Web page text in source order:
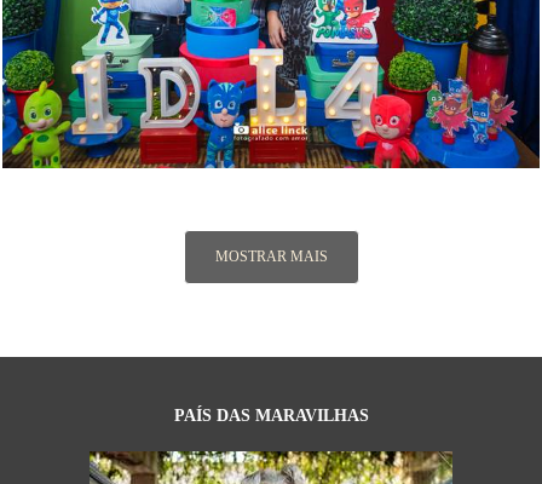
2345 261
MOSTRAR MAIS
PAÍS DAS MARAVILHAS